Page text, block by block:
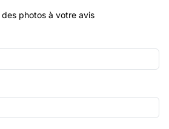
photos à votre avis